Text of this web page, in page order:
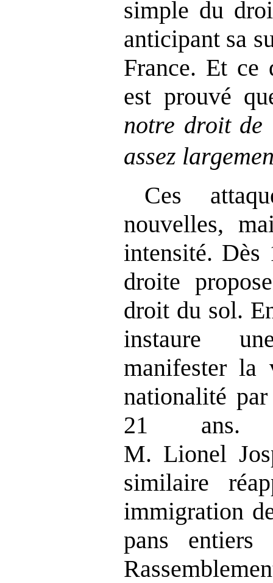
simple du
anticipant sa
France. Et ce
est prouvé
notre droit de
assez
Ces
nouvelles,
intensité. Dès
droite
droit du sol.
instaure
manifester la
nationalité
21 ans.
M. Lionel
similaire
immigration
pans entiers